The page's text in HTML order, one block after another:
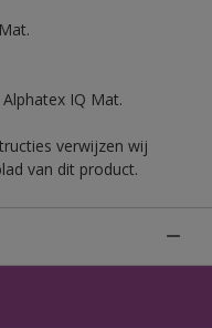
IQ Mat.
verwijzen wij
van dit product.